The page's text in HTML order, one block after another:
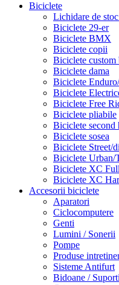
Biciclete
Lichidare de
Biciclete 29-er
Biciclete BMX
Biciclete copii
Biciclete custom
Biciclete dama
Biciclete
Biciclete
Biciclete Free
Biciclete pliabile
Biciclete second
Biciclete sosea
Biciclete Street/
Biciclete Urban/
Biciclete XC
Biciclete XC
Accesorii biciclete
Aparatori
Ciclocomputere
Genti
Lumini / Sonerii
Pompe
Produse
Sisteme Antifurt
Bidoane /